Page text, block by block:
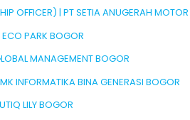
OFFICER) | PT SETIA ANUGERAH
PARK BOGOR
MANAGEMENT BOGOR
INFORMATIKA BINA GENERASI BOGOR
LILY BOGOR